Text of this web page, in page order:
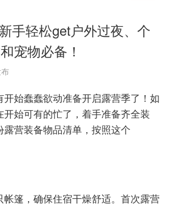
手轻松get户外过夜、个
宠物必备！
始蠢蠢欲动准备开启露营季了！如
始可有的忙了，着手准备齐全装
营装备物品清单，按照这个
篷，确保住宿干燥舒适。首次露营